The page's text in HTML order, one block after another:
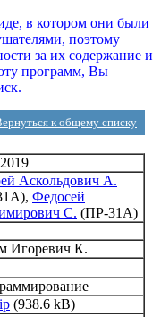
в котором они были
поэтому
за их содержание и
программ, Вы
к общему списку
Аскольдович А.
Федосей
С. (ПР-31А)
Игоревич К.
(938.6 kB)